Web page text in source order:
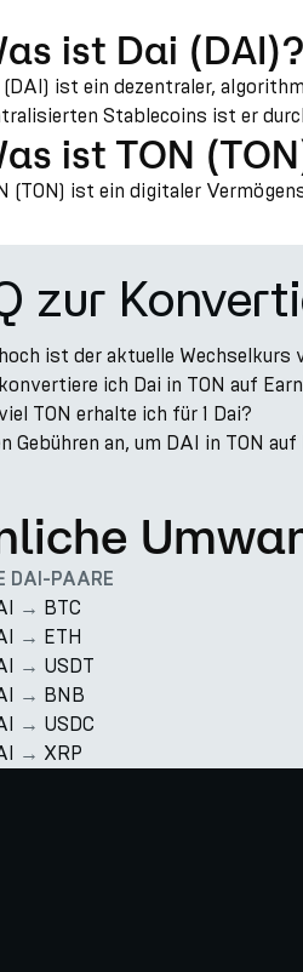
ist Dai (DAI)?
(DAI) ist ein dezentraler,
Stablecoins ist er
ist TON
(TON) ist ein digitaler
zur
ist der aktuelle Wechselkurs
ich Dai in TON auf
TON erhalte ich für 1 Dai?
Gebühren an, um DAI in TON
DAI-PAARE
→ BTC
→ ETH
→ USDT
→ BNB
→ USDC
→ XRP